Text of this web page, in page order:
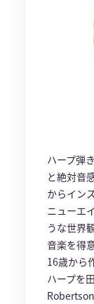
ハープ弾
と絶対音
からイン
ニューエ
うな世界
音楽を得
16歳から
ハープを